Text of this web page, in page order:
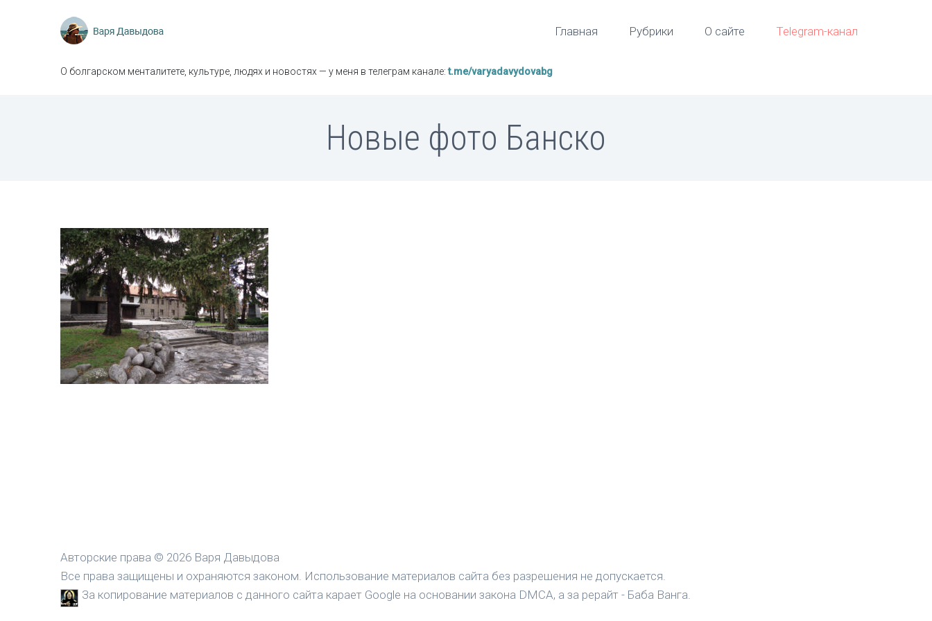
Главная Рубрики О сайте Telegram-канал
О болгарском менталитете, культуре, людях и новостях — у меня в телеграм канале:t.me/varyadavydovabg
Новые фото Банско
Авторские права © 2026 Варя Давыдова
Все права защищены и охраняются законом. Использование материалов сайта без разрешения не допускается.
За копирование материалов с данного сайта карает Google на основании закона DMCA, а за рерайт - Баба Ванга.